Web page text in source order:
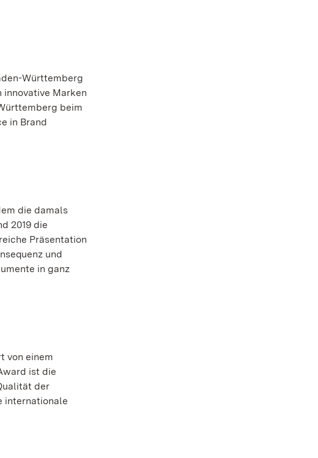
Württemberg
innovative Marken
beim
in Brand
die damals
2019 die
Präsentation
und
in ganz
von einem
ist die
der
internationale